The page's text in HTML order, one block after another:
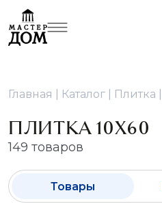
Главная Каталог Плитка
ПЛИТКА 10Х60
149 товаров
Товары